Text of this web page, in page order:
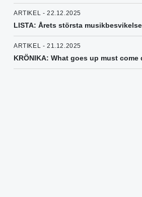
ARTIKEL - 22.12.2025
LISTA: Årets största
ARTIKEL - 21.12.2025
KRÖNIKA: What goes up must come